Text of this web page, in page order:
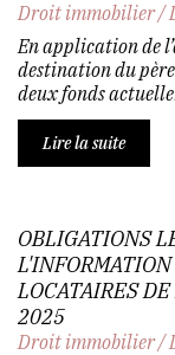
Droit immobilier/
En application de
destination du
deux fonds
Lire la suite
OBLIGATIONS
LOCATAIRES
2025
Droit immobilier/